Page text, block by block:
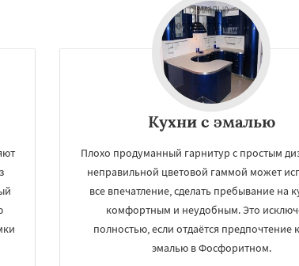
Кухни с эмалью
Плохо продуманный гарнитур с простым
неправильной цветовой гаммой может
все впечатление, сделать пребывание на
комфортным и неудобным. Это
полностью, если отдаётся предпочтение
эмалью в Фосфоритном.